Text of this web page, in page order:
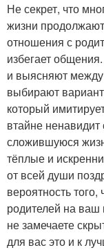
Не секрет, что
жизни
отношения с
избегает
и выясняют
выбирают
который
втайне
сложившуюся
тёплые и
от всей души
вероятность
родителей на
не замечаете
для вас это и к